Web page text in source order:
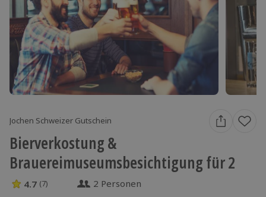
Jochen Schweizer Gutschein
Bierverkostung &
Brauereimuseumsbesichtigung für 2
4.7 Sterne von 5 aus 7 Bewertungen
4.7 (7) 2 Personen